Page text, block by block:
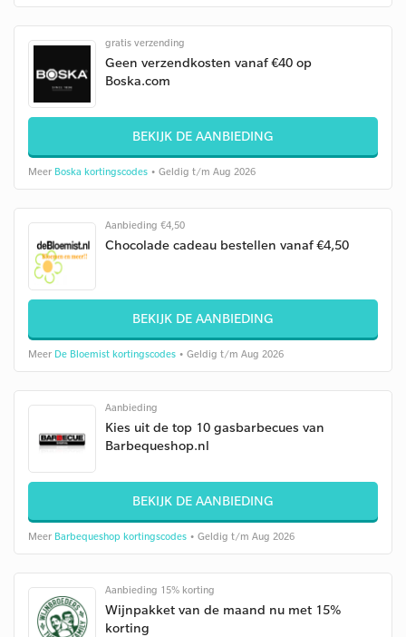
gratis verzending
Geen verzendkosten vanaf €40 op
Boska.com
BEKIJK DE AANBIEDING
Meer Boska kortingscodes • Geldig t/m Aug 2026
Aanbieding €4,50
Chocolade cadeau bestellen vanaf €4,50
BEKIJK DE AANBIEDING
Meer De Bloemist kortingscodes • Geldig t/m Aug 2026
Aanbieding
Kies uit de top 10 gasbarbecues van
Barbequeshop.nl
BEKIJK DE AANBIEDING
Meer Barbequeshop kortingscodes • Geldig t/m Aug 2026
Aanbieding 15% korting
Wijnpakket van de maand nu met 15%
korting